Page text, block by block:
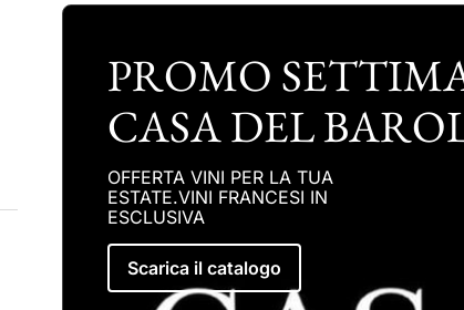
PROMO
CASA DEL
OFFERTA VINI PER LA TUA
ESTATE.VINI FRANCESI IN
ESCLUSIVA
Scarica il catalogo